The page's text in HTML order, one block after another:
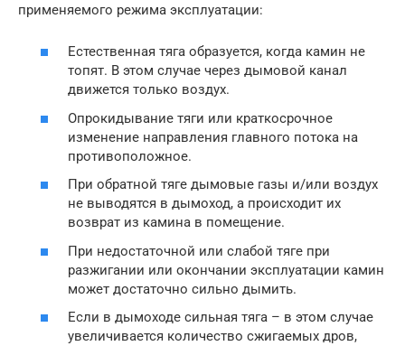
применяемого режима эксплуатации:
Естественная тяга образуется, когда камин не
топят. В этом случае через дымовой канал
движется только воздух.
Опрокидывание тяги или краткосрочное
изменение направления главного потока на
противоположное.
При обратной тяге дымовые газы и/или воздух
не выводятся в дымоход, а происходит их
возврат из камина в помещение.
При недостаточной или слабой тяге при
разжигании или окончании эксплуатации камин
может достаточно сильно дымить.
Если в дымоходе сильная тяга – в этом случае
увеличивается количество сжигаемых дров,